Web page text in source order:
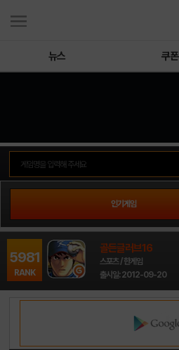
뉴스 쿠폰
인기게임
5981
RANK
골든글러브16
스포츠 / 한게임
출시일: 2012-09-20